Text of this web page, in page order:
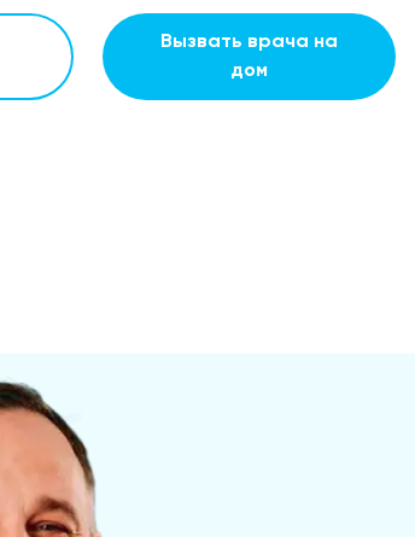
Вызвать врача на
дом